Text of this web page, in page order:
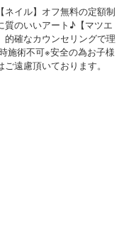
イル】オフ無料の定額制
質のいいアート♪【マツエ
的確なカウンセリングで理
施術不可※安全の為お子様
遠慮頂いております。